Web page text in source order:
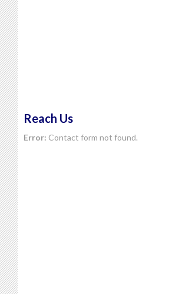
Reach Us
Error: Contact form not found.